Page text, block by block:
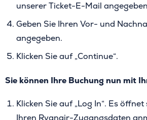
unserer Ticket-E-Mail
Geben Sie Ihren Vor- und
angegeben.
Klicken Sie auf „Continue“.
Sie können Ihre Buchung nun mit
Klicken Sie auf „Log In“. Es
Ihren Ryanair-Zugangsdaten